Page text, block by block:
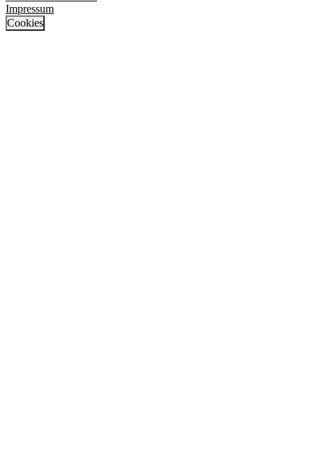
Impressum
Cookies